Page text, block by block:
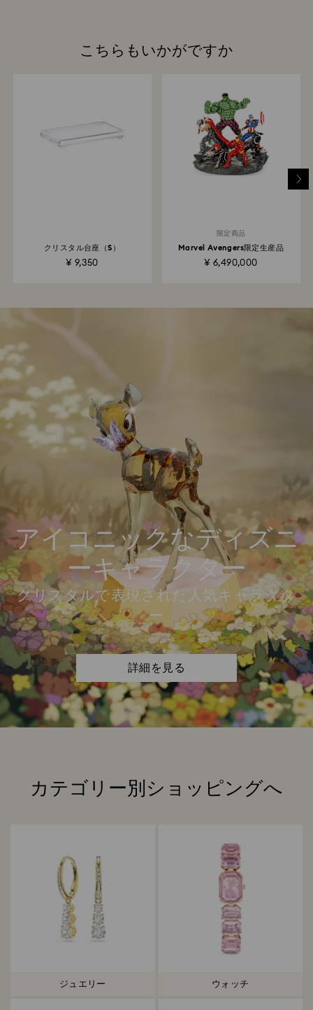
こちらもいかがですか
クリスタル台座（S）
¥ 9,350
限定商品
Marvel Avengers限定生産品
¥ 6,490,000
アイコニックなディズニ
ーキャラクター
クリスタルで表現された人気キャラクタ
ー
詳細を見る
カテゴリー別ショッピングへ
ジュエリー ウォッチ